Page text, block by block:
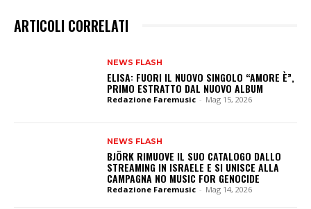
ARTICOLI CORRELATI
NEWS FLASH
ELISA: FUORI IL NUOVO SINGOLO “AMORE È”,
PRIMO ESTRATTO DAL NUOVO ALBUM
Redazione Faremusic - Mag 15, 2026
NEWS FLASH
BJÖRK RIMUOVE IL SUO CATALOGO DALLO
STREAMING IN ISRAELE E SI UNISCE ALLA
CAMPAGNA NO MUSIC FOR GENOCIDE
Redazione Faremusic - Mag 14, 2026